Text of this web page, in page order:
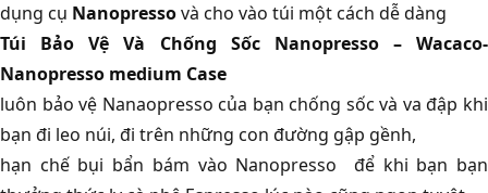
dụng cụ Nanopressovà cho vào túi một cách dễ dàng
Túi Bảo Vệ Và Chống Sốc Nanopresso – Wacaco-
Nanopresso medium Case
luôn bảo vệ Nanaopresso của bạn chống sốc và va đập khi
bạn đi leo núi, đi trên những con đường gập gềnh,
hạn chế bụi bẩn bám vào Nanopresso để khi bạn bạn